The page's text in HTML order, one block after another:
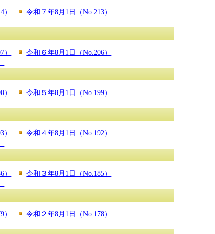
令和７年8月1日（No.213）
令和６年8月1日（No.206）
令和５年8月1日（No.199）
令和４年8月1日（No.192）
令和３年8月1日（No.185）
令和２年8月1日（No.178）